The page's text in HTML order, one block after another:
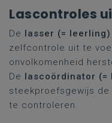
Lascontroles
De lasser (= leerling)
zelfcontrole uit te
onvolkomenheid
De lascoördinator (=
steekproefsgewijs
te controleren.